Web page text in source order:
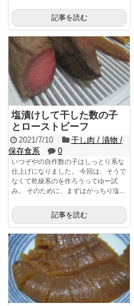
記事を読む
塩漬けして干した数の子
とローストビーフ
2021/7/10
干し肉 / 漬物 /
保存食系
0
いつぞやの自作数の子はしっとり系な
仕上げになりました。 今回は、そうで
なくて乾燥系のを作ろうってゆー試
み。 そのために、まずはがっちり塩...
記事を読む